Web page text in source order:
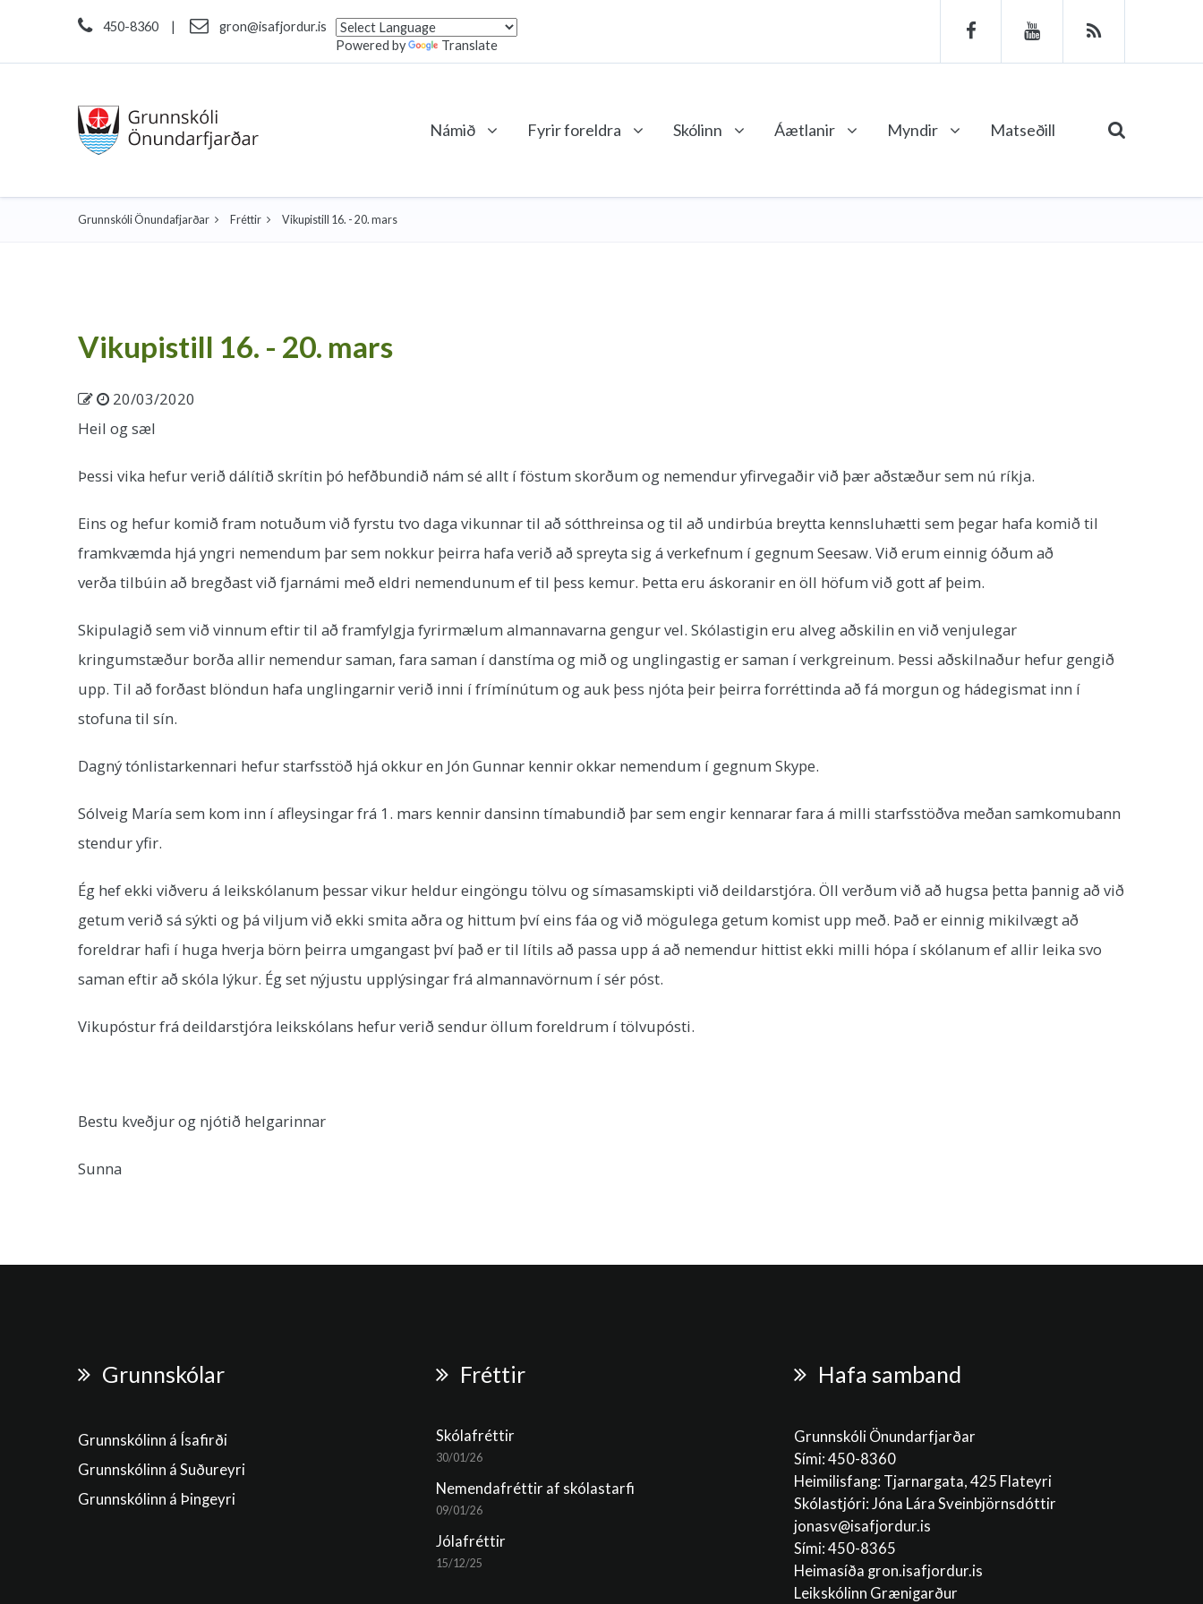
450-8360 |
gron@isafjordur.is
Powered by
Translate
Námið Fyrir foreldra Skólinn Áætlanir Myndir Matseðill
Grunnskóli Önundafjarðar Fréttir Vikupistill 16. - 20. mars
Vikupistill 16. - 20. mars
20/03/2020
Heil og sæl
Þessi vika hefur verið dálítið skrítin þó hefðbundið nám sé allt í föstum skorðum og nemendur yfirvegaðir við þær aðstæður sem nú ríkja.
Eins og hefur komið fram notuðum við fyrstu tvo daga vikunnar til að sótthreinsa og til að undirbúa breytta kennsluhætti sem þegar hafa komið til
framkvæmda hjá yngri nemendum þar sem nokkur þeirra hafa verið að spreyta sig á verkefnum í gegnum Seesaw. Við erum einnig óðum að
verða tilbúin að bregðast við fjarnámi með eldri nemendunum ef til þess kemur. Þetta eru áskoranir en öll höfum við gott af þeim.
Skipulagið sem við vinnum eftir til að framfylgja fyrirmælum almannavarna gengur vel. Skólastigin eru alveg aðskilin en við venjulegar
kringumstæður borða allir nemendur saman, fara saman í danstíma og mið og unglingastig er saman í verkgreinum. Þessi aðskilnaður hefur gengið
upp. Til að forðast blöndun hafa unglingarnir verið inni í frímínútum og auk þess njóta þeir þeirra forréttinda að fá morgun og hádegismat inn í
stofuna til sín.
Dagný tónlistarkennari hefur starfsstöð hjá okkur en Jón Gunnar kennir okkar nemendum í gegnum Skype.
Sólveig María sem kom inn í afleysingar frá 1. mars kennir dansinn tímabundið þar sem engir kennarar fara á milli starfsstöðva meðan samkomubann
stendur yfir.
Ég hef ekki viðveru á leikskólanum þessar vikur heldur eingöngu tölvu og símasamskipti við deildarstjóra. Öll verðum við að hugsa þetta þannig að við
getum verið sá sýkti og þá viljum við ekki smita aðra og hittum því eins fáa og við mögulega getum komist upp með. Það er einnig mikilvægt að
foreldrar hafi í huga hverja börn þeirra umgangast því það er til lítils að passa upp á að nemendur hittist ekki milli hópa í skólanum ef allir leika svo
saman eftir að skóla lýkur. Ég set nýjustu upplýsingar frá almannavörnum í sér póst.
Vikupóstur frá deildarstjóra leikskólans hefur verið sendur öllum foreldrum í tölvupósti.
Bestu kveðjur og njótið helgarinnar
Sunna
Grunnskólar
Grunnskólinn á Ísafirði
Grunnskólinn á Suðureyri
Grunnskólinn á Þingeyri
Fréttir
Skólafréttir
30/01/26
Nemendafréttir af skólastarfi
09/01/26
Jólafréttir
15/12/25
Hafa samband
Grunnskóli Önundarfjarðar
Sími: 450-8360
Heimilisfang: Tjarnargata, 425 Flateyri
Skólastjóri: Jóna Lára Sveinbjörnsdóttir
jonasv@isafjordur.is
Sími: 450-8365
Heimasíða gron.isafjordur.is
Leikskólinn Grænigarður